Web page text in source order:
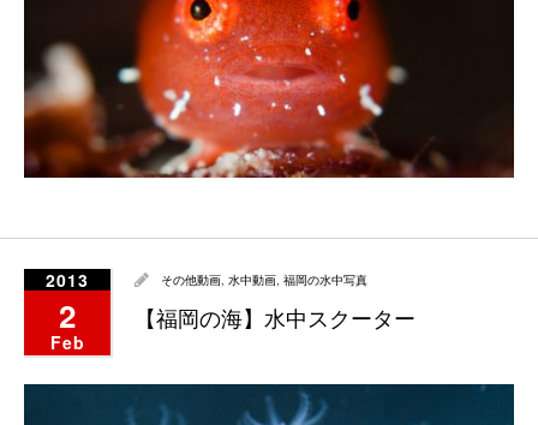
2013
2
Feb
その他動画, 水中動画, 福岡の水中写真
【福岡の海】水中スクーター